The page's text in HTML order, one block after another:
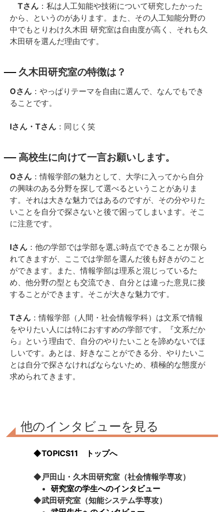
Tさん ：私は人工知能や技術について研究したかった
から、というのがあります。また、その人工知能分野の
中でもとりわけ久木田 研究室は自由度が高く、それも久
木田研を選んだ理由です。
久木田研究室の特徴は？
Oさん ：やっぱりテーマを自由に選んで、なんでもでき
ることです。
Iさん・Tさん ：同じく笑
高校生に向けて一言お願いします。
Oさん ：情報学部の魅力として、大学に入ってから自分
の興味のある分野を探して選べるということがありま
す。それは大きな魅力ではあるのですが、その分やりた
いことを自分で探さないと後で困ってしまいます。そこ
に注意です。
Iさん ：他の学部では学部を選ぶ時点でできることが限ら
れてきますが、ここでは学部を選んだ後も好きがのこと
ができます。また、情報学部は理系と混じっているた
め、他分野の型とも交流でき、自分とは違った意見に接
することができます。そこが大きな魅力です。
Tさん ：情報学部（人間・社会情報学科）は文系で情報
をやりたい人には特におすすめの学部です。『文系だか
ら』という理由で、自分のやりたいことを諦めないでほ
しいです。あとは、好きなことができる分、やりたいこ
とは自分で探さなければならないため、積極的な態度が
求められてきます。
他のインタビューを見る
◆TOPICS11 トップへ
◆戸田山・久木田研究室（社会情報学専攻）
研究室の学生へのインタビュー
◆武田研究室（知能システム学専攻）